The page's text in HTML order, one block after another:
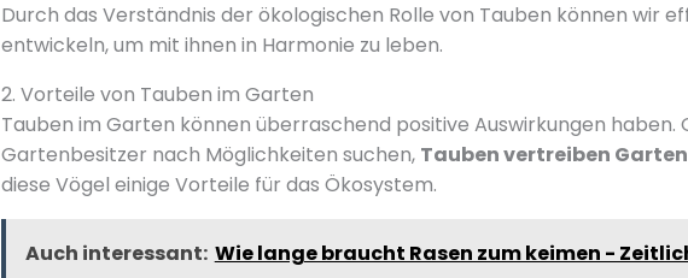
Durch das Verständnis der ökologischen Rolle von Tauben können wir
entwickeln, um mit ihnen in Harmonie zu leben.
2. Vorteile von Tauben im Garten
Tauben im Garten können überraschend positive Auswirkungen haben.
Gartenbesitzer nach Möglichkeiten suchen, Tauben vertreiben Garten
diese Vögel einige Vorteile für das Ökosystem.
Auch interessant: Wie lange braucht Rasen zum keimen -